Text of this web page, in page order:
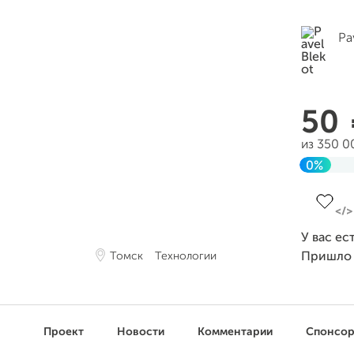
Томск Технологии
50
из 350
0%
У вас
Проект Новости Комментарии